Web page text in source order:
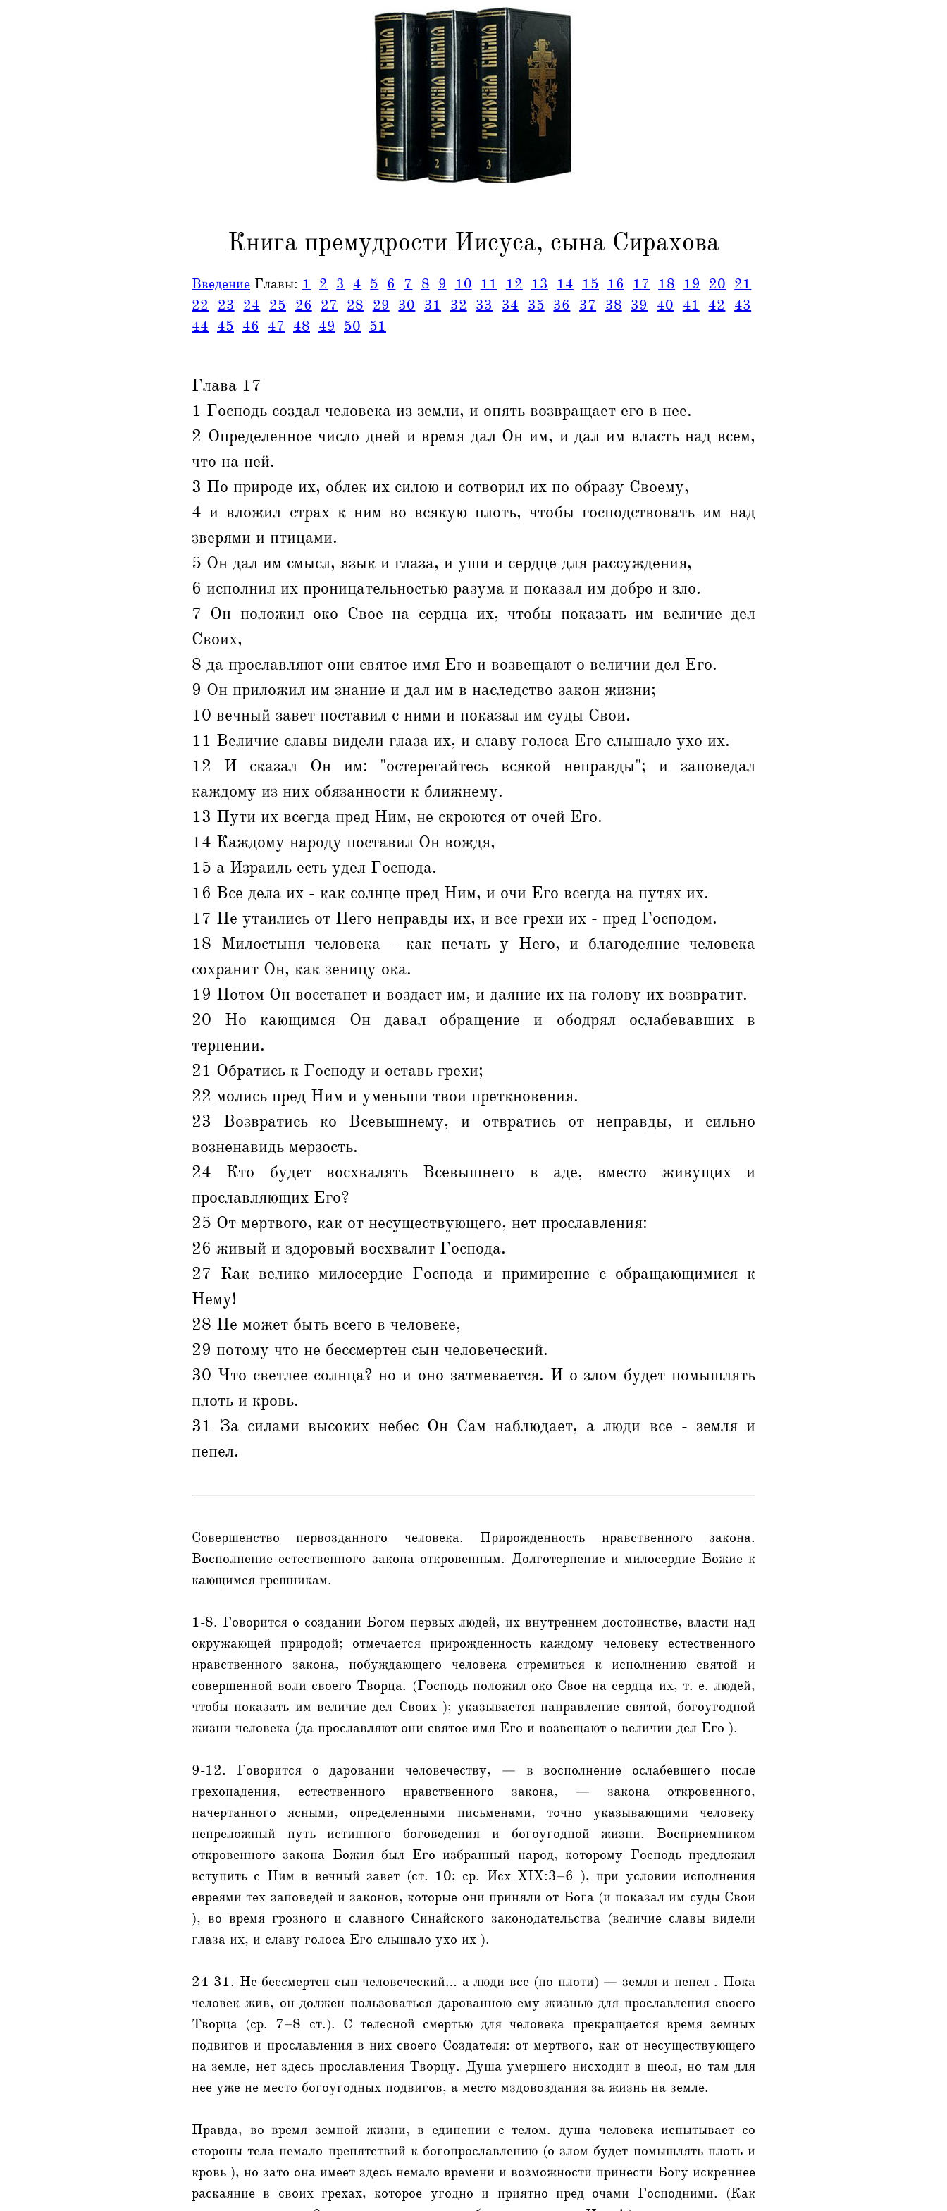
Книга премудрости Иисуса, сына Сирахова
Введение Главы: 1 2 3 4 5 6 7 8 9 10 11 12 13 14 15 16 17 18 19 20 21
22
23 24 25 26 27 28 29 30 31 32 33 34 35 36 37 38 39 40 41 42
43
44 45 46 47 48 49 50 51
Глава 17
1 Господь создал человека из земли, и опять возвращает его в нее.
2 Определенное число дней и время дал Он им, и дал им власть над всем,
что на ней.
3 По природе их, облек их силою и сотворил их по образу Своему,
4 и вложил страх к ним во всякую плоть, чтобы господствовать им над
зверями и птицами.
5 Он дал им смысл, язык и глаза, и уши и сердце для рассуждения,
6 исполнил их проницательностью разума и показал им добро и зло.
7 Он положил око Свое на сердца их, чтобы показать им величие дел
Своих,
8 да прославляют они святое имя Его и возвещают о величии дел Его.
9 Он приложил им знание и дал им в наследство закон жизни;
10 вечный завет поставил с ними и показал им суды Свои.
11 Величие славы видели глаза их, и славу голоса Его слышало ухо их.
12 И сказал Он им: "остерегайтесь всякой неправды"; и заповедал
каждому из них обязанности к ближнему.
13 Пути их всегда пред Ним, не скроются от очей Его.
14 Каждому народу поставил Он вождя,
15 а Израиль есть удел Господа.
16 Все дела их - как солнце пред Ним, и очи Его всегда на путях их.
17 Не утаились от Него неправды их, и все грехи их - пред Господом.
18 Милостыня человека - как печать у Него, и благодеяние человека
сохранит Он, как зеницу ока.
19 Потом Он восстанет и воздаст им, и даяние их на голову их возвратит.
20 Но кающимся Он давал обращение и ободрял ослабевавших в
терпении.
21 Обратись к Господу и оставь грехи;
22 молись пред Ним и уменьши твои преткновения.
23 Возвратись ко Всевышнему, и отвратись от неправды, и сильно
возненавидь мерзость.
24 Кто будет восхвалять Всевышнего в аде, вместо живущих и
прославляющих Его?
25 От мертвого, как от несуществующего, нет прославления:
26 живый и здоровый восхвалит Господа.
27 Как велико милосердие Господа и примирение с обращающимися к
Нему!
28 Не может быть всего в человеке,
29 потому что не бессмертен сын человеческий.
30 Что светлее солнца? но и оно затмевается. И о злом будет помышлять
плоть и кровь.
31 За силами высоких небес Он Сам наблюдает, а люди все - земля и
пепел.
Совершенство первозданного человека. Прирожденность нравственного закона.
Восполнение естественного закона откровенным. Долготерпение и милосердие Божие к
кающимся грешникам.
1-8. Говорится о создании Богом первых людей, их внутреннем достоинстве, власти над
окружающей природой; отмечается прирожденность каждому человеку естественного
нравственного закона, побуждающего человека стремиться к исполнению святой и
совершенной воли своего Творца. (Господь положил око Свое на сердца их, т. е. людей,
чтобы показать им величие дел Своих ); указывается направление святой, богоугодной
жизни человека (да прославляют они святое имя Его и возвещают о величии дел Его ).
9-12. Говорится о даровании человечеству, — в восполнение ослабевшего после
грехопадения, естественного нравственного закона, — закона откровенного,
начертанного ясными, определенными письменами, точно указывающими человеку
непреложный путь истинного боговедения и богоугодной жизни. Восприемником
откровенного закона Божия был Его избранный народ, которому Господь предложил
вступить с Ним в вечный завет (ст. 10; ср. Исх XIX:3–6 ), при условии исполнения
евреями тех заповедей и законов, которые они приняли от Бога (и показал им суды Свои
), во время грозного и славного Синайского законодательства (величие славы видели
глаза их, и славу голоса Его слышало ухо их ).
24-31. Не бессмертен сын человеческий… а люди все (по плоти) — земля и пепел . Пока
человек жив, он должен пользоваться дарованною ему жизнью для прославления своего
Творца (ср. 7–8 ст.). С телесной смертью для человека прекращается время земных
подвигов и прославления в них своего Создателя: от мертвого, как от несуществующего
на земле, нет здесь прославления Творцу. Душа умершего нисходит в шеол, но там для
нее уже не место богоугодных подвигов, а место мздовоздания за жизнь на земле.
Правда, во время земной жизни, в единении с телом. душа человека испытывает со
стороны тела немало препятствий к богопрославлению (о злом будет помышлять плоть и
кровь ), но зато она имеет здесь немало времени и возможности принести Богу искреннее
раскаяние в своих грехах, которое угодно и приятно пред очами Господними. (Как